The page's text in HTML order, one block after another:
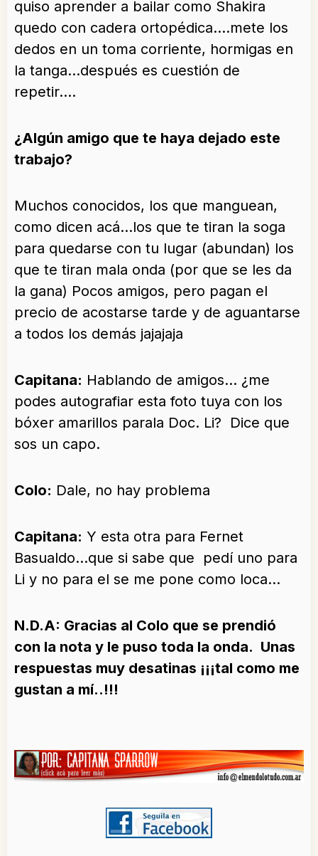
quiso aprender a bailar como Shakira
quedo con cadera ortopédica….mete los
dedos en un toma corriente, hormigas en
la tanga…después es cuestión de
repetir….
¿Algún amigo que te haya dejado este
trabajo?
Muchos conocidos, los que manguean,
como dicen acá…los que te tiran la soga
para quedarse con tu lugar (abundan) los
que te tiran mala onda (por que se les da
la gana) Pocos amigos, pero pagan el
precio de acostarse tarde y de aguantarse
a todos los demás jajajaja
Capitana: Hablando de amigos… ¿me
podes autografiar esta foto tuya con los
bóxer amarillos parala Doc. Li? Dice que
sos un capo.
Colo: Dale, no hay problema
Capitana: Y esta otra para Fernet
Basualdo…que si sabe que pedí uno para
Li y no para el se me pone como loca…
N.D.A: Gracias al Colo que se prendió
con la nota y le puso toda la onda. Unas
respuestas muy desatinas ¡¡¡tal como me
gustan a mí..!!!